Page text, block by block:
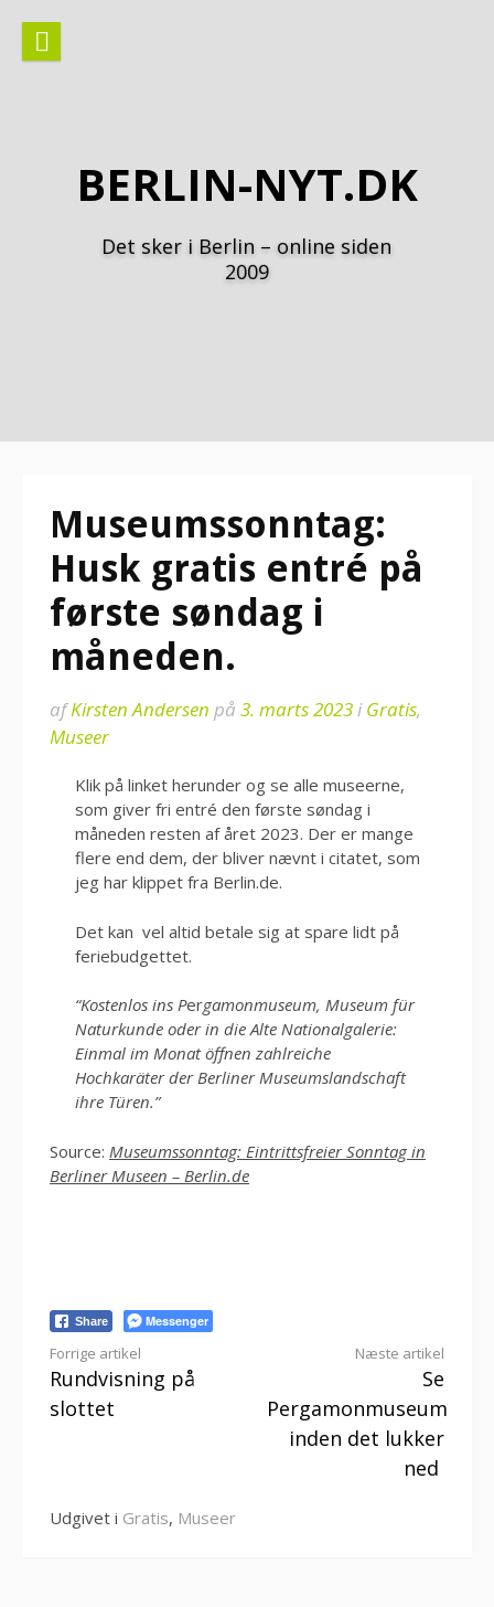
indhold
BERLIN-NYT.DK
Det sker i Berlin – online siden
2009
Museumssonntag:
Husk gratis entré på
første søndag i
måneden.
afKirsten Andersen på 3. marts 2023iGratis,
Museer
Klik på linket herunder og se alle museerne,
som giver fri entré den første søndag i
måneden resten af året 2023. Der er mange
flere end dem, der bliver nævnt i citatet, som
jeg har klippet fra Berlin.de.
Det kan vel altid betale sig at spare lidt på
feriebudgettet.
“Kostenlos ins Pergamonmuseum, Museum für
Naturkunde oder in die Alte Nationalgalerie:
Einmal im Monat öffnen zahlreiche
Hochkaräter der Berliner Museumslandschaft
ihre Türen.”
Source: Museumssonntag: Eintrittsfreier Sonntag in
Berliner Museen – Berlin.de
Share Messenger
Læs
videre
Forrige artikel
Rundvisning på
slottet
Næste artikel
Se
Pergamonmuseum
inden det lukker
ned
Udgivet i Gratis, Museer